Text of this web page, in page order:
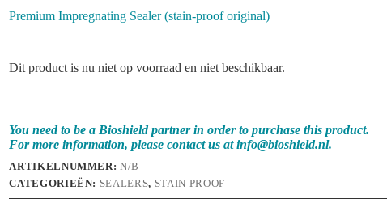
Premium Impregnating Sealer (stain-proof original)
Dit product is nu niet op voorraad en niet beschikbaar.
You need to be a Bioshield partner in order to purchase this product.
For more information, please contact us atinfo@bioshield.nl.
ARTIKELNUMMER:N/B
CATEGORIEËN: SEALERS, STAIN PROOF